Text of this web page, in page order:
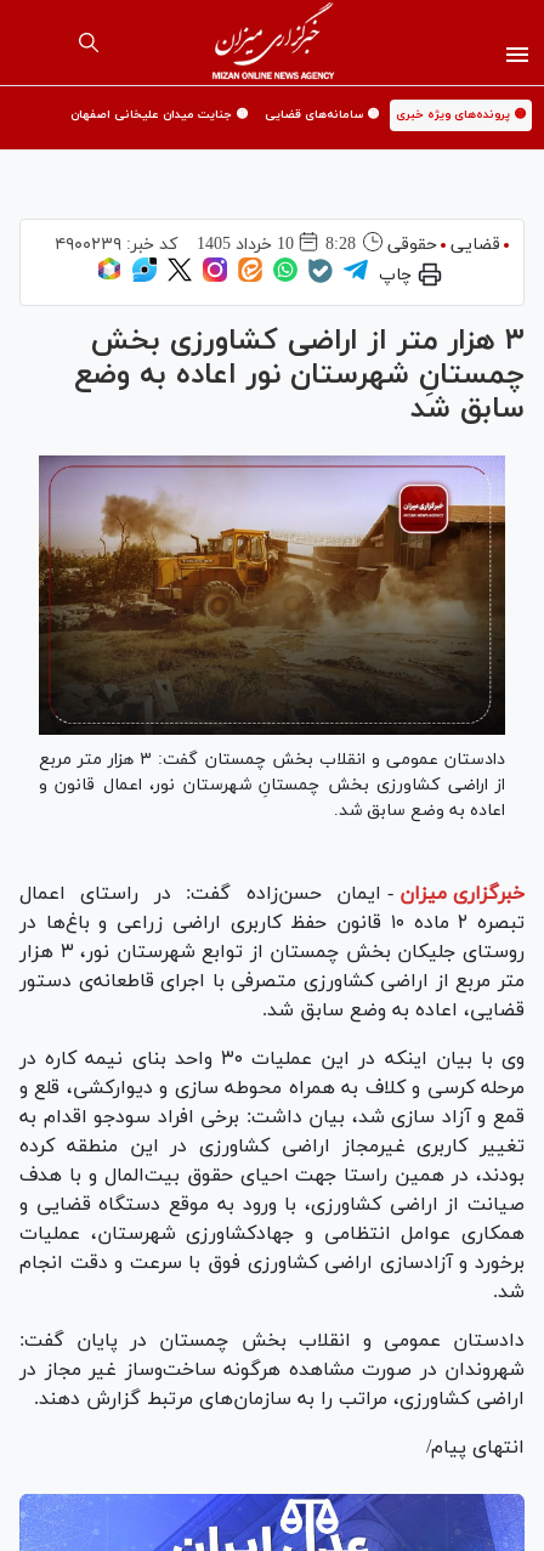
🟡 پرونده‌های ویژه خبری 🟡 سامانه‌های قضایی 🟡 جنایت میدان علیخانی اصفهان
قضایی حقوقی 8:28 10 خرداد 1405 کد خبر: ۴۹۰۰۲۳۹
چاپ
۳ هزار متر از اراضی کشاورزی بخش
چمستانِ شهرستان نور اعاده به وضع
سابق شد
دادستان عمومی و انقلاب بخش چمستان گفت: ۳ هزار متر مربع
از اراضی کشاورزی بخش چمستانِ شهرستان نور، اعمال قانون و
اعاده به وضع سابق شد.
خبرگزاری میزان - ایمان حسن‌زاده گفت: در راستای اعمال
تبصره ۲ ماده ۱۰ قانون حفظ کاربری اراضی زراعی و باغ‌ها در
روستای جلیکان بخش چمستان از توابع شهرستان نور، ۳ هزار
متر مربع از اراضی کشاورزی متصرفی با اجرای قاطعانه‌ی دستور
قضایی، اعاده به وضع سابق شد.
وی با بیان اینکه در این عملیات ۳۰ واحد بنای نیمه کاره در
مرحله کرسی و کلاف به همراه محوطه سازی و دیوارکشی، قلع و
قمع و آزاد سازی شد، بیان داشت: برخی افراد سودجو اقدام به
تغییر کاربری غیرمجاز اراضی کشاورزی در این منطقه کرده
بودند، در همین راستا جهت احیای حقوق بیت‌المال و با هدف
صیانت از اراضی کشاورزی، با ورود به موقع دستگاه قضایی و
همکاری عوامل انتظامی و جهادکشاورزی شهرستان، عملیات
برخورد و آزادسازی اراضی کشاورزی فوق با سرعت و دقت انجام
شد.
دادستان عمومی و انقلاب بخش چمستان در پایان گفت:
شهروندان در صورت مشاهده هرگونه ساخت‌وساز غیر مجاز در
اراضی کشاورزی، مراتب را به سازمان‌های مرتبط گزارش دهند.
انتهای پیام/